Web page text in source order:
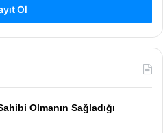
Ol
Olmanın Sağladığı